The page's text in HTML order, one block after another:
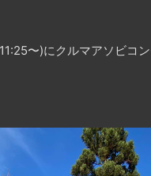
〜)にクルマアソビコ